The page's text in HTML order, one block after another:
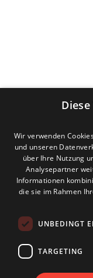
Wir verwenden
und unseren
über Ihre Nutzung
Analysepartner
Informationen
die sie im Rahmen
UNBEDINGT
TARGETING